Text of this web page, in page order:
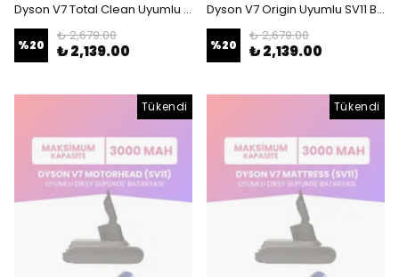
Dyson V7 Total Clean Uyumlu SV11 Batarya (MAKSİMUM KAPASİTE) 21.6 V 3000mah Dikey Süpürge Bataryası
%20
₺ 2,679.00
₺ 2,139.00
Dyson V7 Origin Uyumlu SV11 Batarya (MAKSİMUM KAPASİTE) 21.6 V 3000mah Dikey Süpürge Bataryası
%20
₺ 2,679.00
₺ 2,139.00
Tükendi Tükendi